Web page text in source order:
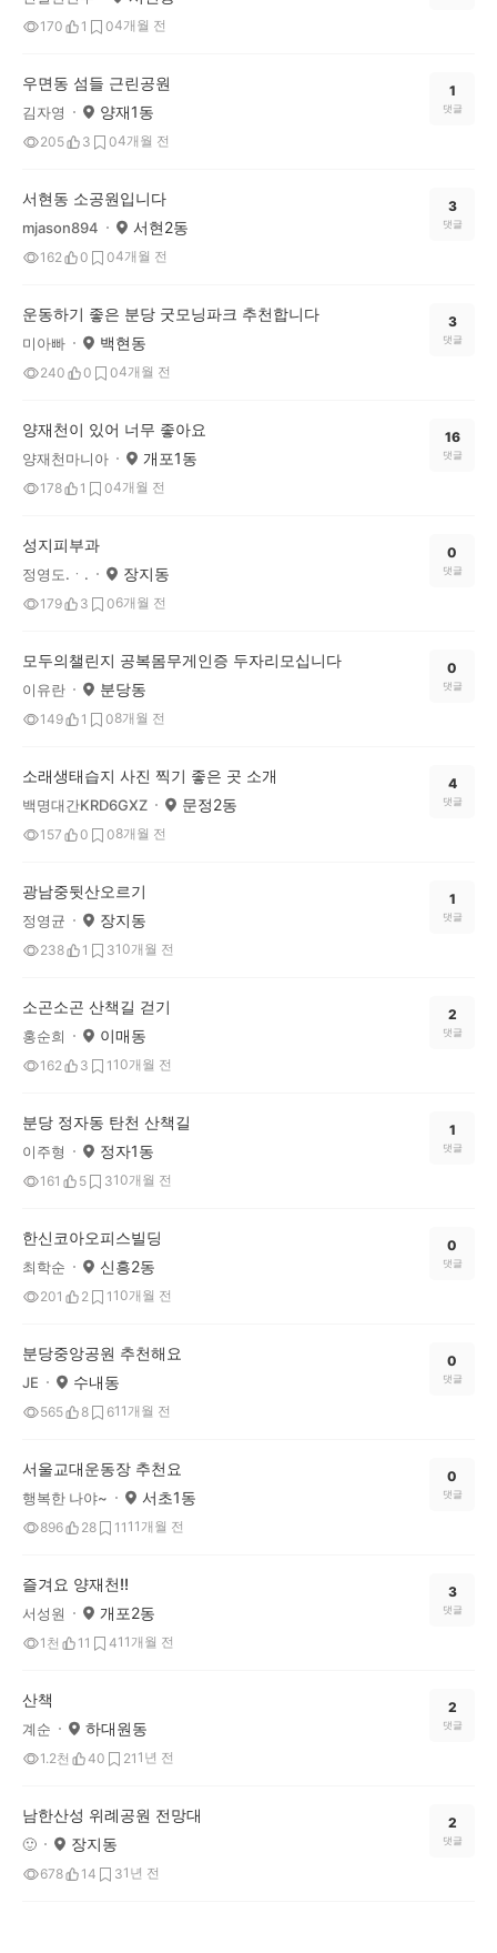
170 1 04개월 전
우면동 섬들 근린공원
김자영 양재1동
205 3 04개월 전
1
댓글
서현동 소공원입니다
mjason894 서현2동
162 0 04개월 전
3
댓글
운동하기 좋은 분당 굿모닝파크 추천합니다
미아빠 백현동
240 0 04개월 전
3
댓글
양재천이 있어 너무 좋아요
양재천마니아 개포1동
178 1 04개월 전
16
댓글
성지피부과
정영도.ㆍ. 장지동
179 3 06개월 전
0
댓글
모두의챌린지 공복몸무게인증 두자리모십니다
이유란 분당동
149 1 08개월 전
0
댓글
소래생태습지 사진 찍기 좋은 곳 소개
백명대간KRD6GXZ 문정2동
157 0 08개월 전
4
댓글
광남중뒷산오르기
정영균 장지동
238 1 310개월 전
1
댓글
소곤소곤 산책길 걷기
홍순희 이매동
162 3 1 10개월 전
2
댓글
분당 정자동 탄천 산책길
이주형 정자1동
161 5 310개월 전
1
댓글
한신코아오피스빌딩
최학순 신흥2동
201 2 1 10개월 전
0
댓글
분당중앙공원 추천해요
JE 수내동
565 8 611개월 전
0
댓글
서울교대운동장 추천요
행복한 나야~ 서초1동
896 28 11 11개월 전
0
댓글
즐겨요 양재천!!
서성원 개포2동
1천 11 411개월 전
3
댓글
산책
계순 하대원동
1.2천 40 21 1년 전
2
댓글
남한산성 위례공원 전망대
🙂 장지동
678 14 31년 전
2
댓글